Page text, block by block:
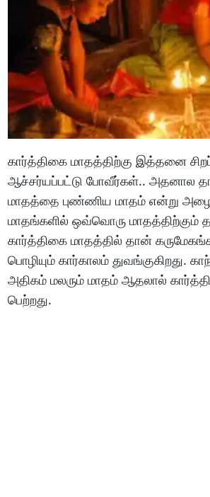
கார்த்திகை மாதத்திற்கு இத்தனை
ஆச்சர்யப்பட்டு போவீர்கள்.. அதனால
மாதத்தை புண்ணிய மாதம் என்று
மாதங்களில் ஒவ்வொரு மாதத்திற்கும்
கார்த்திகை மாதத்தில் தான்
பொழியும் கார்காலம் துவங்குகிறது.
அதிகம் மலரும் மாதம் ஆதலால்
பெற்றது.